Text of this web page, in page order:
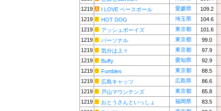
1219
I LOVE ベースボール 愛媛県
109.2
1219
HOT DOG 埼玉県
104.6
1219
アッシュボーイズ 東京都
101.6
1219
パーソナル 東京都
99.0
1219
気分は上々 東京都
97.9
1219
Buffy 愛知県
92.9
1219
Fumbles 東京都
88.5
1219
広島キャッツ 広島県
86.6
1219
戸山マウンテンズ 東京都
85.8
1219
おとうさんといっしょ 福岡県
83.5